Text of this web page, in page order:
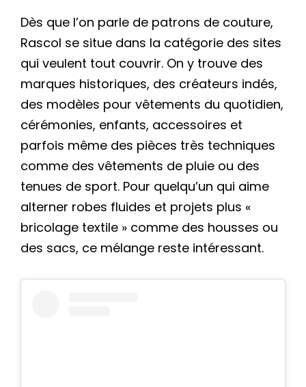
Dès que l’on parle de patrons de couture,
Rascol se situe dans la catégorie des sites
qui veulent tout couvrir. On y trouve des
marques historiques, des créateurs indés,
des modèles pour vêtements du quotidien,
cérémonies, enfants, accessoires et
parfois même des pièces très techniques
comme des vêtements de pluie ou des
tenues de sport. Pour quelqu’un qui aime
alterner robes fluides et projets plus «
bricolage textile » comme des housses ou
des sacs, ce mélange reste intéressant.